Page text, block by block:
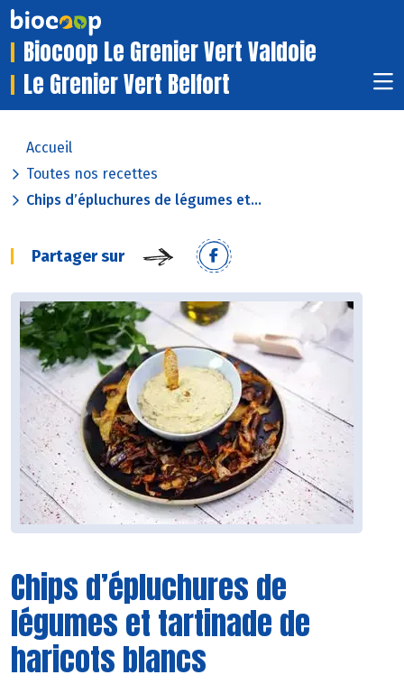
Biocoop Le Grenier Vert Valdoie
Le Grenier Vert Belfort
Accueil
Toutes nos recettes
Chips d’épluchures de légumes et...
Partager sur
Chips d’épluchures de
légumes et tartinade de
haricots blancs